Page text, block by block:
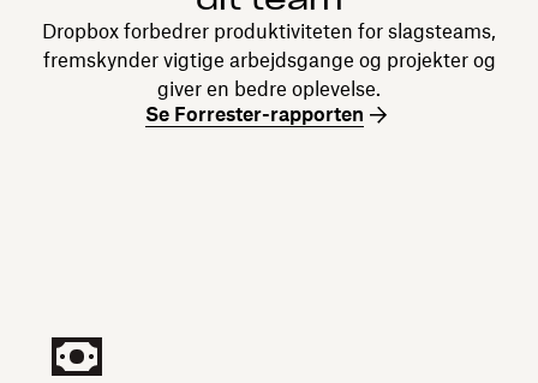
Dropbox forbedrer produktiviteten for slagsteams,
fremskynder vigtige arbejdsgange og projekter og
giver en bedre oplevelse.
Se Forrester-rapporten